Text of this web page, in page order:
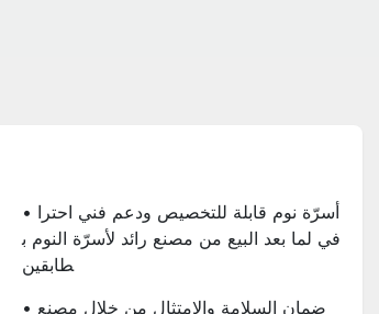
• أسرّة نوم قابلة للتخصيص ودعم فني احترا
في لما بعد البيع من مصنع رائد لأسرّة النوم ب
طابقين
• ضمان السلامة والامتثال من خلال مصنع